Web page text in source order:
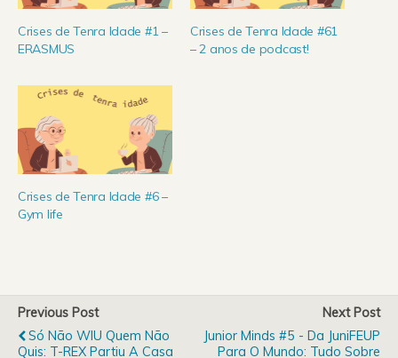
Crises de Tenra Idade #1 –
ERASMUS
Crises de Tenra Idade #61
– 2 anos de podcast!
Crises de Tenra Idade #6 –
Gym life
Previous Post
Só Não WIU Quem Não
Quis: T-REX Partiu A Casa
Next Post
Junior Minds #5 - Da JuniFEUP
Para O Mundo: Tudo Sobre